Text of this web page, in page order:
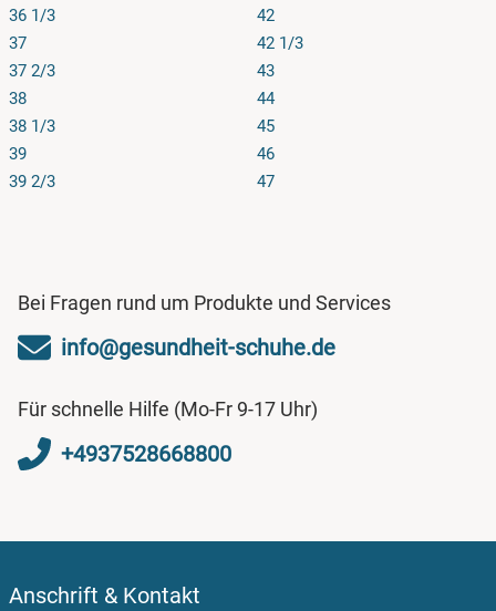
36 1/3
37
37 2/3
38
38 1/3
39
39 2/3
42
42 1/3
43
44
45
46
47
Bei Fragen rund um Produkte und Services
info@gesundheit-schuhe.de
Für schnelle Hilfe (Mo-Fr 9-17 Uhr)
+4937528668800
Anschrift & Kontakt